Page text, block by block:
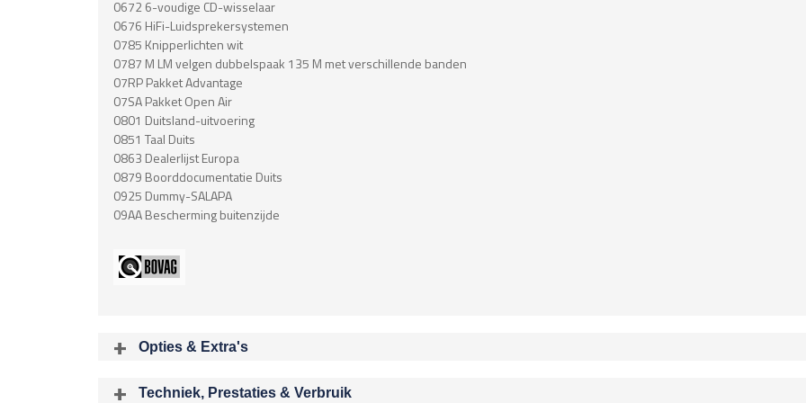
0672 6-voudige CD-wisselaar
0676 HiFi-Luidsprekersystemen
0785 Knipperlichten wit
0787 M LM velgen dubbelspaak 135 M met verschillende banden
07RP Pakket Advantage
07SA Pakket Open Air
0801 Duitsland-uitvoering
0851 Taal Duits
0863 Dealerlijst Europa
0879 Boorddocumentatie Duits
0925 Dummy-SALAPA
09AA Bescherming buitenzijde
Opties & Extra's
Techniek, Prestaties & Verbruik